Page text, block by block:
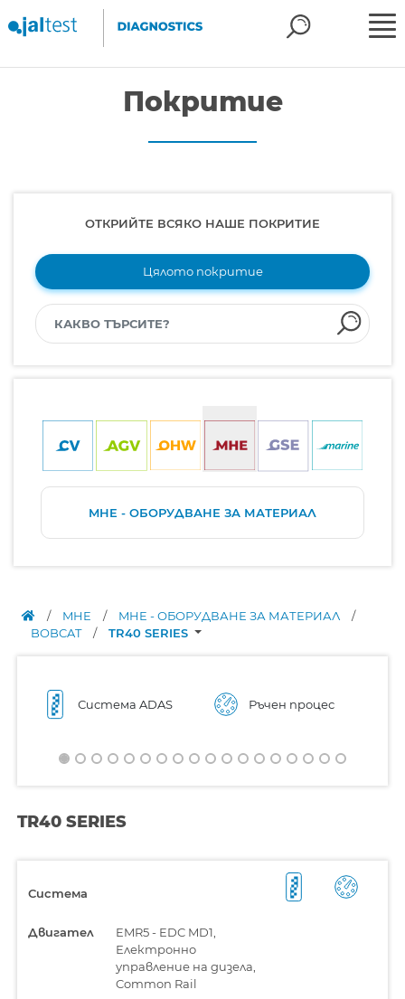
Покритие
ОТКРИЙТЕ ВСЯКО НАШЕ ПОКРИТИЕ
Цялото покритие
MHE - ОБОРУДВАНЕ ЗА МАТЕРИАЛ
/ MHE / MHE - ОБОРУДВАНЕ ЗА МАТЕРИАЛ
/
BOBCAT
/ TR40 SERIES
Система ADAS Ръчен процес
TR40 SERIES
Система
Двигател
EMR5 - EDC MD1,
Електронно
управление на дизела,
Common Rail